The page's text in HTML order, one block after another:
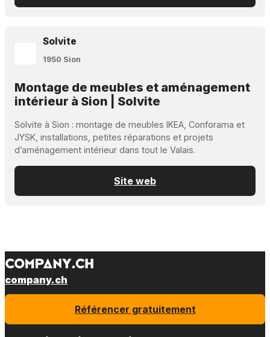
Solvite
1950 Sion
Montage de meubles et aménagement
intérieur à Sion | Solvite
Solvite à Sion : montage de meubles IKEA, Conforama et
JYSK, installations, petites réparations et projets
d’aménagement intérieur dans tout le Valais.
Site web
company.ch
Référencer gratuitement